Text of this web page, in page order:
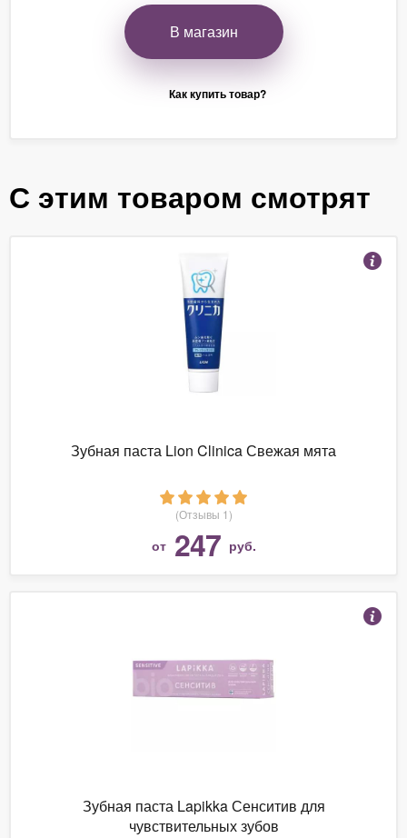
В магазин
Как купить товар?
С этим товаром смотрят
Зубная паста Lion Clinica Свежая мята
(Отзывы 1)
от 247 руб.
Зубная паста Lapikka Сенситив для
чувствительных зубов